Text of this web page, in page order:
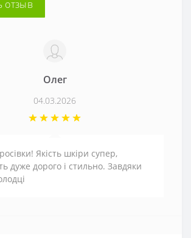
отзыв
Олег
04.03.2026
Якість шкіри супер,
дуже дорого і стильно. Завдяки